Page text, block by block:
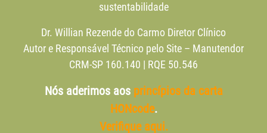
sustentabilidade
Dr. Willian Rezende do Carmo Diretor Clínico
Autor e Responsável Técnico pelo Site – Manutendor
CRM-SP 160.140 | RQE 50.546
Nós aderimos aos princípios da carta
HONcode.
Verifique aqui.